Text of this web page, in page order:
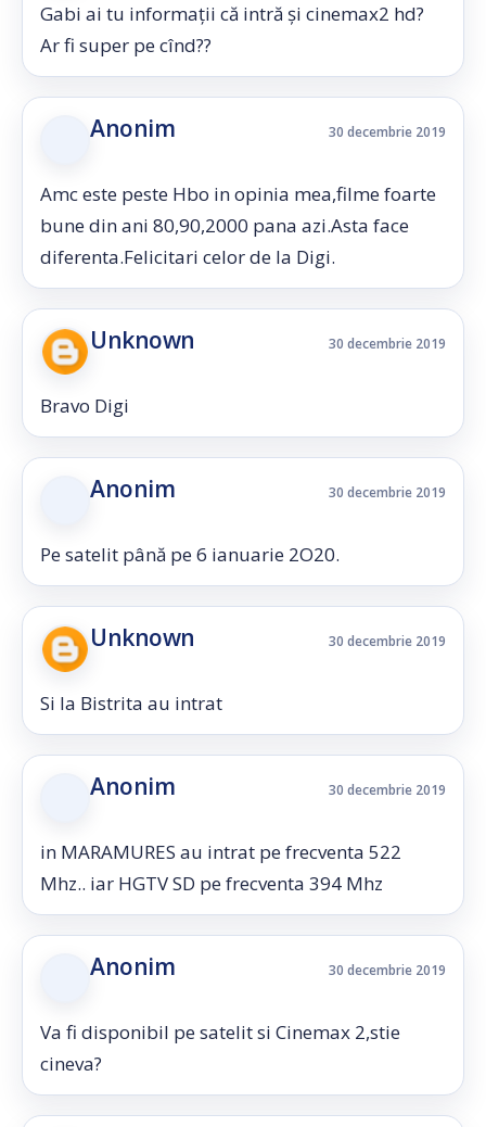
Gabi ai tu informații că intră și cinemax2 hd?
Ar fi super pe cînd??
Anonim 30 decembrie 2019
Amc este peste Hbo in opinia mea,filme foarte
bune din ani 80,90,2000 pana azi.Asta face
diferenta.Felicitari celor de la Digi.
Unknown 30 decembrie 2019
Bravo Digi
Anonim 30 decembrie 2019
Pe satelit până pe 6 ianuarie 2O20.
Unknown 30 decembrie 2019
Si la Bistrita au intrat
Anonim 30 decembrie 2019
in MARAMURES au intrat pe frecventa 522
Mhz.. iar HGTV SD pe frecventa 394 Mhz
Anonim 30 decembrie 2019
Va fi disponibil pe satelit si Cinemax 2,stie
cineva?